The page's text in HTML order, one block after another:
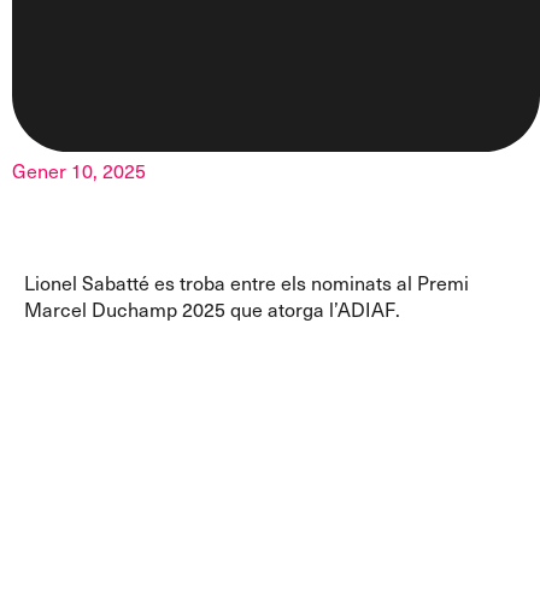
Gener 10, 2025
Lionel Sabatté es troba entre els nominats al Premi
Marcel Duchamp 2025 que atorga l’ADIAF.